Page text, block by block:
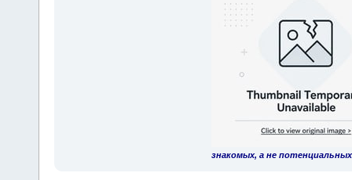
знакомых, а не